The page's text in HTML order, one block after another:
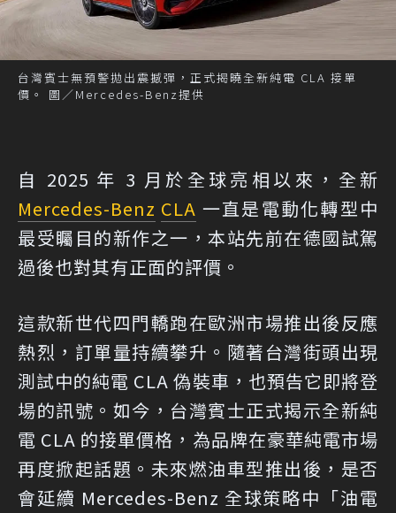
台灣賓士無預警拋出震撼彈，正式揭曉全新純電 CLA 接單
價。 圖／Mercedes-Benz提供
自 2025 年 3 月於全球亮相以來，全新
Mercedes-Benz CLA 一直是電動化轉型中
最受矚目的新作之一，本站先前在德國試駕
過後也對其有正面的評價。
這款新世代四門轎跑在歐洲市場推出後反應
熱烈，訂單量持續攀升。隨著台灣街頭出現
測試中的純電 CLA 偽裝車，也預告它即將登
場的訊號。如今，台灣賓士正式揭示全新純
電 CLA 的接單價格，為品牌在豪華純電市場
再度掀起話題。未來燃油車型推出後，是否
會延續 Mercedes-Benz 全球策略中「油電